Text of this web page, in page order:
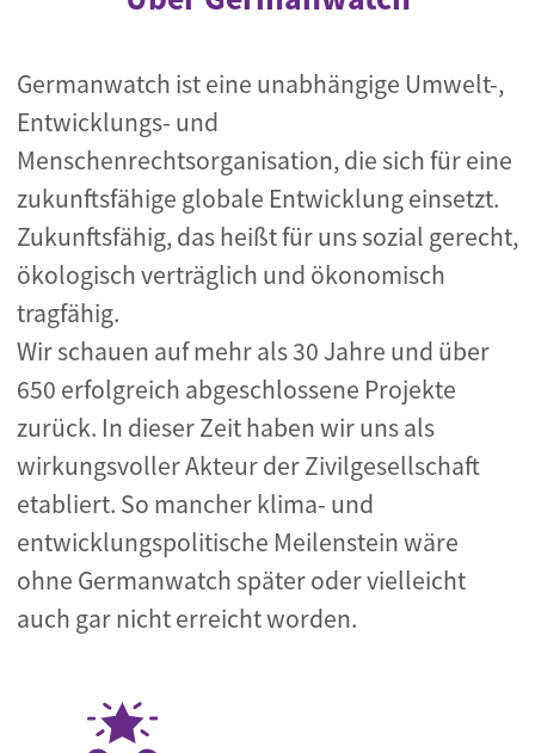
Germanwatch ist eine unabhängige Umwelt-,
Entwicklungs- und
Menschenrechtsorganisation, die sich für eine
zukunftsfähige globale Entwicklung einsetzt.
Zukunftsfähig, das heißt für uns sozial gerecht,
ökologisch verträglich und ökonomisch
tragfähig.
Wir schauen auf mehr als 30 Jahre und über
650 erfolgreich abgeschlossene Projekte
zurück. In dieser Zeit haben wir uns als
wirkungsvoller Akteur der Zivilgesellschaft
etabliert. So mancher klima- und
entwicklungspolitische Meilenstein wäre
ohne Germanwatch später oder vielleicht
auch gar nicht erreicht worden.